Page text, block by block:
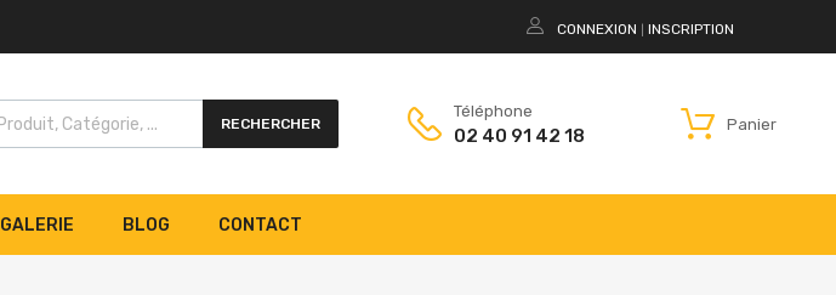
CONNEXION INSCRIPTION
RECHERCHER
Téléphone
02 40 91 42 18
Panier
GALERIE BLOG CONTACT